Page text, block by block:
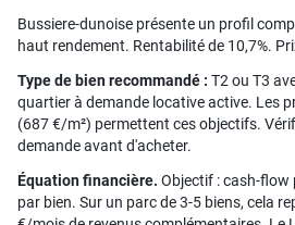
Bussiere-dunoise présente un profil
haut rendement. Rentabilité de 10,7%.
Type de bien recommandé : T2 ou T3
quartier à demande locative active. Les
(687 €/m²) permettent ces objectifs.
demande avant d'acheter.
Équation financière. Objectif : cash-
par bien. Sur un parc de 3-5 biens, cela